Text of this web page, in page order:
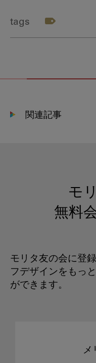
tags
関連記事
モ
無料
モリタ友の会に登
フデザインをもっ
ができます。
メ